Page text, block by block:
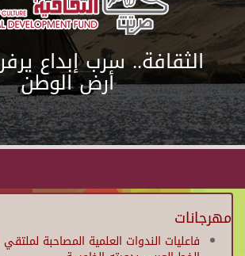
الثقافة.. سرب إبداع
أرض الوطن
مهرجانات
فاعليات الندوات العلمية المصاحبة